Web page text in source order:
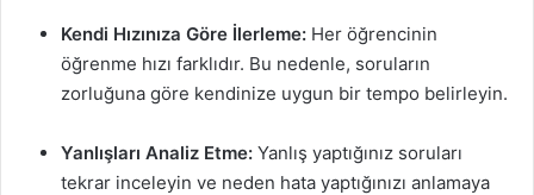
Kendi Hızınıza Göre İlerleme: Her öğrencinin
öğrenme hızı farklıdır. Bu nedenle, soruların
zorluğuna göre kendinize uygun bir tempo belirleyin.
Yanlışları Analiz Etme: Yanlış yaptığınız soruları
tekrar inceleyin ve neden hata yaptığınızı anlamaya